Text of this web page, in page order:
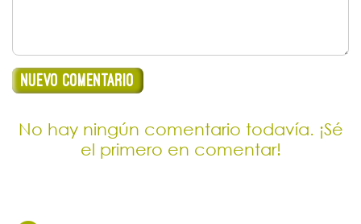
No hay ningún comentario todavía. ¡Sé
el primero en comentar!